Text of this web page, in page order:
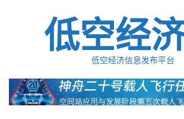
低空经
低空经济信息发布平台